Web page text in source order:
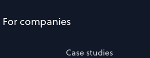
For companies
Case studies